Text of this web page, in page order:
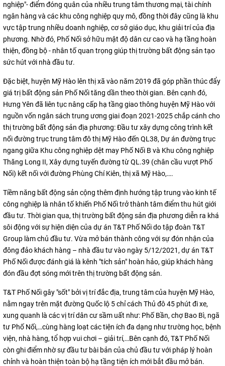
nghiệp"- điểm đóng quân của nhiều trung tâm thương mại, tài chính
ngân hàng và các khu công nghiệp quy mô, đồng thời đây cũng là khu
vực tập trung nhiều doanh nghiệp, cơ sở giáo dục, khu giải trí của địa
phương. Nhờ đó, Phố Nối sở hữu mật độ dân cư cao và hạ tầng hoàn
thiện, đồng bộ - nhân tố quan trọng giúp thị trường bất động sản tạo
sức hút với nhà đầu tư.
Đặc biệt, huyện Mỹ Hào lên thị xã vào năm 2019 đã góp phần thúc đẩy
giá trị bất động sản Phố Nối tăng dần theo thời gian. Bên cạnh đó,
Hưng Yên đã liên tục nâng cấp hạ tầng giao thông huyện Mỹ Hào với
nguồn vốn ngân sách trung ương giai đoạn 2021-2025 chắp cánh cho
thị trường bất động sản địa phương: Đầu tư xây dựng công trình kết
nối đường trục trung tâm đô thị Mỹ Hào đến QL38, Dự án đường trục
ngang giữa Khu công nghiệp dệt may Phố Nối B và Khu công nghiệp
Thăng Long II, Xây dựng tuyến đường từ QL.39 (chân cầu vượt Phố
Nối) kết nối với đường Phùng Chí Kiên, thị xã Mỹ Hào,….
Tiềm năng bất động sản cộng thêm định hướng tập trung vào kinh tế
công nghiệp là nhân tố khiến Phố Nối trở thành tâm điểm thu hút giới
đầu tư. Thời gian qua, thị trường bất động sản địa phương diễn ra khá
sôi động với sự hiện diện của dự án T&T Phố Nối do tập đoàn T&T
Group làm chủ đầu tư. Vừa mở bán thành công với sự đón nhận của
đông đảo khách hàng – nhà đầu tư vào ngày 5/12/2021, dự án T&T
Phố Nối được đánh giá là kênh "tích sản" hoàn hảo, giúp khách hàng
đón đầu đợt sóng mới trên thị trường bất động sản.
T&T Phố Nối gây "sốt" bởi vị trí đắc địa, trung tâm của huyện Mỹ Hào,
nằm ngay trên mặt đường Quốc lộ 5 chỉ cách Thủ đô 45 phút đi xe,
xung quanh là các vị trí dân cư sầm uất như: Phố Bần, chợ Bao Bì, ngã
tư Phố Nối,…cùng hàng loạt các tiện ích đa dạng như trường học, bệnh
viện, nhà hàng, tổ hợp vui chơi – giải trí,…Bên cạnh đó, T&T Phố Nối
còn ghi điểm nhờ sự đầu tư bài bản của chủ đầu tư với pháp lý hoàn
chỉnh và hoàn thiện toàn bộ hạ tầng tiện ích mới bắt đầu mở bán.